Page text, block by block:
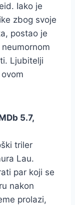
Iako je
zbog svoje
postao je
Ljubitelji
5.7,
triler
Lau.
par koji se
nakon
prolazi,